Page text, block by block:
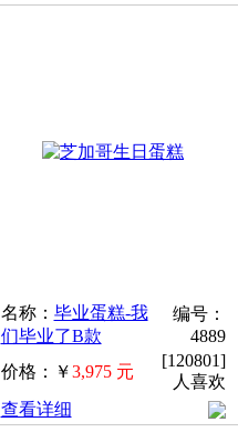
名称： 毕业蛋糕-我
们毕业了B款
编号：
4889
价格：￥3,975 元
[120801]
人喜欢
查看详细